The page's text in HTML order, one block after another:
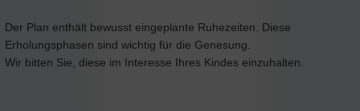
Der Plan enthält bewusst eingeplante Ruhezeiten. Diese
Erholungsphasen sind wichtig für die Genesung.
Wir bitten Sie, diese im Interesse Ihres Kindes einzuhalten.